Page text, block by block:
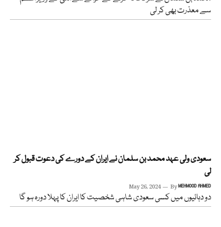
سے معذرت بھی کر لی
سعودی ولی عہد محمد بن سلمان نے ایران کے دورے کی دعوت قبول کر
لی
May 26, 2024 ByMEHMOOD AHMED
دو دہائیوں میں کسی سعودی شاہی شخصیت کا ایران کا پہلا دورہ ہو گا